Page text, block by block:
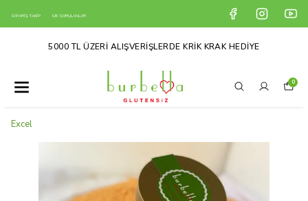
SİPARİŞ TAKİP SIK SORULANLAR
5000 TL ÜZERİ ALIŞVERİŞLERDE KRİK KRAK HEDİYE
0
Excel